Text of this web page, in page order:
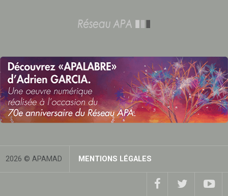
2026 © APAMAD MENTIONS LÉGALES